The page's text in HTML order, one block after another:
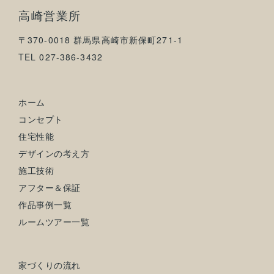
高崎営業所
〒370-0018 群馬県高崎市新保町271-1
TEL 027-386-3432
ホーム
コンセプト
住宅性能
デザインの考え方
施工技術
アフター＆保証
作品事例一覧
ルームツアー一覧
家づくりの流れ